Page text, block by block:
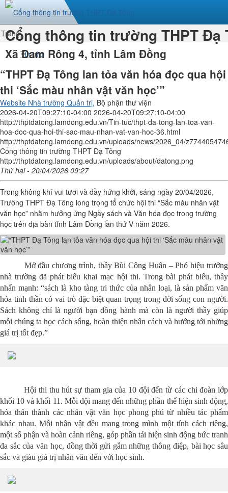
Cổng thông tin trường THPT Đạ
Xã Đam Rông 4, tỉnh Lâm Đồng
Trang
nhất Tin tức
“THPT Đạ Tông lan tỏa văn hóa đọc qua hội
thi ‘Sắc màu nhân vật văn học’”
Website Nhà trường Quản trị, Bộ phận thư viện
2026-04-20T09:27:10-04:00 2026-04-20T09:27:10-04:00
http://thptdatong.lamdong.edu.vn/Tin-tuc/thpt-da-tong-lan-toa-van-
hoa-doc-qua-hoi-thi-sac-mau-nhan-vat-van-hoc-36.html
http://thptdatong.lamdong.edu.vn/uploads/news/2026_04/
Cổng thông tin trường THPT Đạ Tông
http://thptdatong.lamdong.edu.vn/uploads/about/datong.png
Thứ hai - 20/04/2026 09:27
Trong không khí vui tươi và đầy hứng khởi, sáng ngày 20/04/2026,
Trường THPT Đạ Tông long trọng tổ chức hội thi “Sắc màu nhân vật
văn học” nhằm hưởng ứng Ngày sách và Văn hóa đọc trong trường
học trên địa bàn tỉnh Lâm Đồng lần thứ V năm 2026.
Mở đầu chương trình, thầy Bùi Công Huân – Phó hiệu trưởng
nhà trường đã phát biểu khai mạc hội thi. Trong bài phát biểu, thầy
nhấn mạnh: “sách là kho tàng tri thức của nhân loại, là sản phẩm văn
hóa tinh thần có vai trò đặc biệt quan trọng trong đời sống con người.
Sách không chỉ là người bạn đồng hành mà còn là người thầy giúp
mỗi chúng ta học cách sống, hoàn thiện nhân cách và hướng tới những
giá trị tốt đẹp.”
Hội thi thu hút sự tham gia của 10 đội đến từ các chi đoàn lớp
khối 10 và khối 11. Mỗi đội mang đến những phần thể hiện sinh động,
hóa thân thành các nhân vật văn học phong phú từ nhiều tác phẩm
khác nhau. Mỗi nhân vật đều mang trong mình một tính cách riêng,
một số phận và hoàn cảnh riêng, góp phần tái hiện sinh động bức tranh
đa sắc của văn học, đồng thời gửi gắm những thông điệp, bài học sâu
sắc và giàu giá trị nhân văn đến với học sinh.